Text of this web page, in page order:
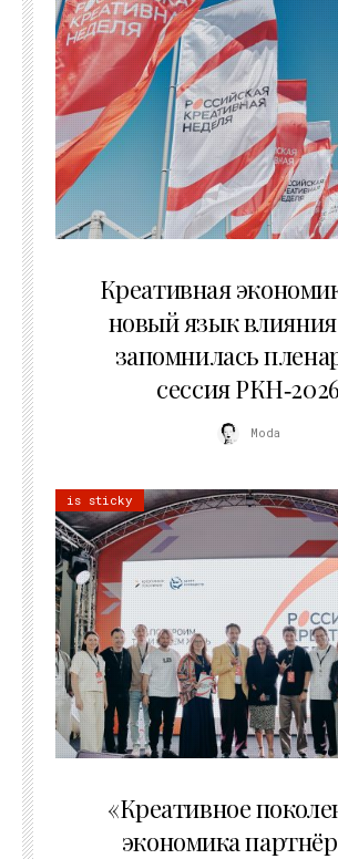
Креативная
новый язык
запомнилась
сессия
Moda
is sticky
«Креативное
экономика